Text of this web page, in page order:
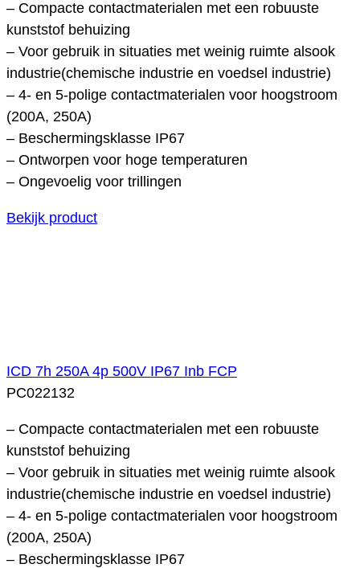
– Compacte contactmaterialen met een robuuste
kunststof behuizing
– Voor gebruik in situaties met weinig ruimte alsook
industrie(chemische industrie en voedsel industrie)
– 4- en 5-polige contactmaterialen voor hoogstroom
(200A, 250A)
– Beschermingsklasse IP67
– Ontworpen voor hoge temperaturen
– Ongevoelig voor trillingen
Bekijk product
ICD 7h 250A 4p 500V IP67 Inb FCP
PC022132
– Compacte contactmaterialen met een robuuste
kunststof behuizing
– Voor gebruik in situaties met weinig ruimte alsook
industrie(chemische industrie en voedsel industrie)
– 4- en 5-polige contactmaterialen voor hoogstroom
(200A, 250A)
– Beschermingsklasse IP67